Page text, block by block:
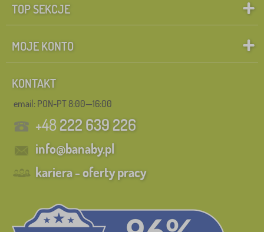
TOP SEKCJE
MOJE KONTO
KONTAKT
email: PON-PT 8:00—16:00
+48222 639 226
info@banaby.pl
kariera - oferty pracy